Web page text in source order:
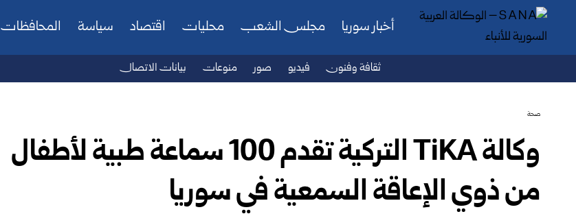
أخبار سوريا مجلس الشعب محليات اقتصاد سياسة المحافظات
ثقافة وفنون فيديو صور منوعات بيانات الاتصال
صحة
وكالة TiKA التركية تقدم 100 سماعة طبية لأطفال
من ذوي الإعاقة السمعية في سوريا